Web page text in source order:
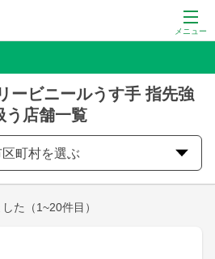
メニュー
ービニールうす手 指先強
う店舗一覧
区町村を選ぶ
た （1~20件目）